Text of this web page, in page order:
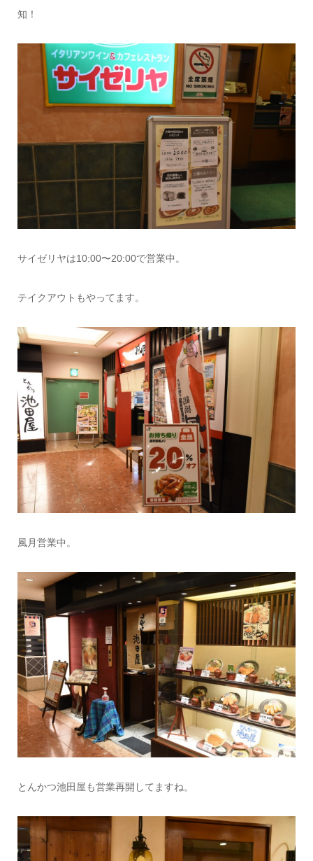
知！
サイゼリヤは10:00〜20:00で営業中。
テイクアウトもやってます。
風月営業中。
とんかつ池田屋も営業再開してますね。